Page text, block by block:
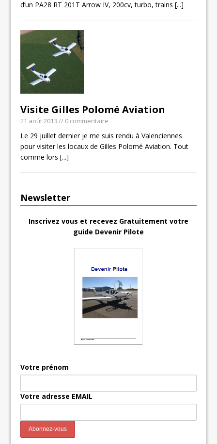
d’un PA28 RT 201T Arrow IV, 200cv, turbo, trains[...]
Visite Gilles Polomé Aviation
21 août 2013 // 0 commentaire
Le 29 juillet dernier je me suis rendu à Valenciennes
pour visiter les locaux de Gilles Polomé Aviation. Tout
comme lors[...]
Newsletter
Inscrivez vous et recevez Gratuitement votre
guide Devenir Pilote
Votre prénom
Votre adresse EMAIL